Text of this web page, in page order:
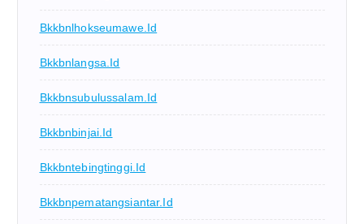
Bkkbnlhokseumawe.id
Bkkbnlangsa.id
Bkkbnsubulussalam.id
Bkkbnbinjai.id
Bkkbntebingtinggi.id
Bkkbnpematangsiantar.id